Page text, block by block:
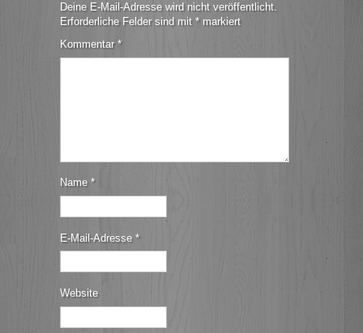
Deine E-Mail-Adresse wird nicht veröffentlicht.
Erforderliche Felder sind mit * markiert
Kommentar*
Name *
E-Mail-Adresse *
Website